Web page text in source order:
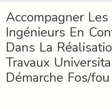
Accompagner
Ingénieurs En
Dans La
Travaux
Démarche Fos/fou